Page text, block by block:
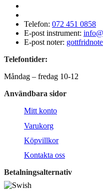
Telefon: 072 451 0858
E-post instrument:
E-post noter:
Telefontider:
Måndag – fredag 10-12
Användbara sidor
Mitt konto
Varukorg
Köpvillkor
Kontakta oss
Betalningsalternativ